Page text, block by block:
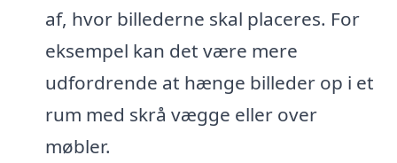
af, hvor billederne skal placeres. For
eksempel kan det være mere
udfordrende at hænge billeder op i et
rum med skrå vægge eller over
møbler.